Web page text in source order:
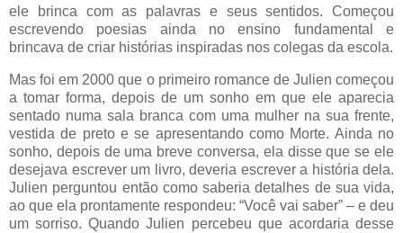
ele brinca com as palavras e seus sentidos. Começou
escrevendo poesias ainda no ensino fundamental e
brincava de criar histórias inspiradas nos colegas da escola.
Mas foi em 2000 que o primeiro romance de Julien começou
a tomar forma, depois de um sonho em que ele aparecia
sentado numa sala branca com uma mulher na sua frente,
vestida de preto e se apresentando como Morte. Ainda no
sonho, depois de uma breve conversa, ela disse que se ele
desejava escrever um livro, deveria escrever a história dela.
Julien perguntou então como saberia detalhes de sua vida,
ao que ela prontamente respondeu: “Você vai saber” – e deu
um sorriso. Quando Julien percebeu que acordaria desse